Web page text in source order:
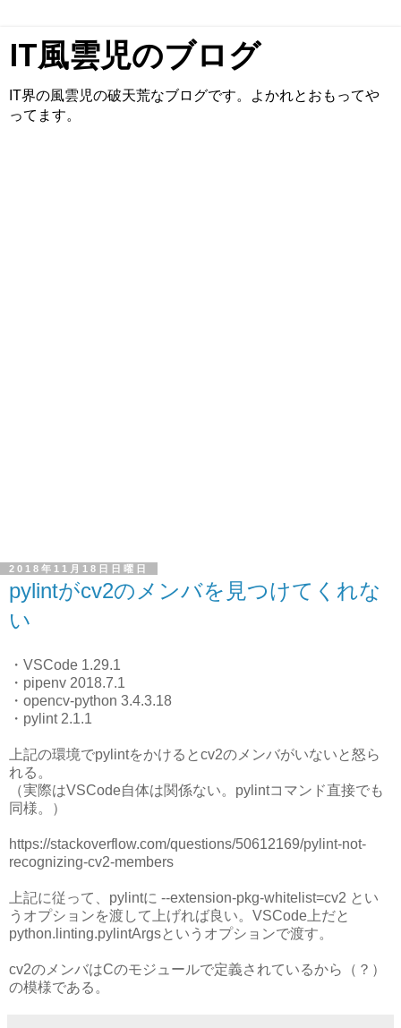
IT風雲児のブログ
IT界の風雲児の破天荒なブログです。よかれとおもってや
ってます。
2018年11月18日日曜日
pylintがcv2のメンバを見つけてくれな
い
・VSCode 1.29.1
・pipenv 2018.7.1
・opencv-python 3.4.3.18
・pylint 2.1.1
上記の環境でpylintをかけるとcv2のメンバがいないと怒ら
れる。
（実際はVSCode自体は関係ない。pylintコマンド直接でも
同様。）
https://stackoverflow.com/questions/50612169/pylint-not-
recognizing-cv2-members
上記に従って、pylintに --extension-pkg-whitelist=cv2 とい
うオプションを渡して上げれば良い。VSCode上だと
python.linting.pylintArgsというオプションで渡す。
cv2のメンバはCのモジュールで定義されているから（？）
の模様である。